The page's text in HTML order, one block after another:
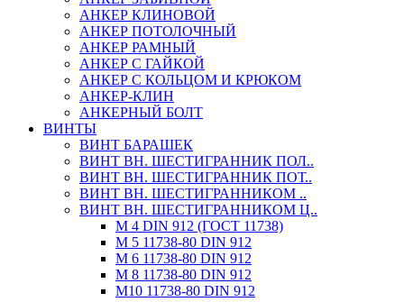
АНКЕР КЛИНОВОЙ
АНКЕР ПОТОЛОЧНЫЙ
АНКЕР РАМНЫЙ
АНКЕР С ГАЙКОЙ
АНКЕР С КОЛЬЦОМ И КРЮКОМ
АНКЕР-КЛИН
АНКЕРНЫЙ БОЛТ
ВИНТЫ
ВИНТ БАРАШЕК
ВИНТ ВН. ШЕСТИГРАННИК ПОЛ..
ВИНТ ВН. ШЕСТИГРАННИК ПОТ..
ВИНТ ВН. ШЕСТИГРАННИКОМ ..
ВИНТ ВН. ШЕСТИГРАННИКОМ Ц..
М 4 DIN 912 (ГОСТ 11738)
М 5 11738-80 DIN 912
М 6 11738-80 DIN 912
М 8 11738-80 DIN 912
М10 11738-80 DIN 912